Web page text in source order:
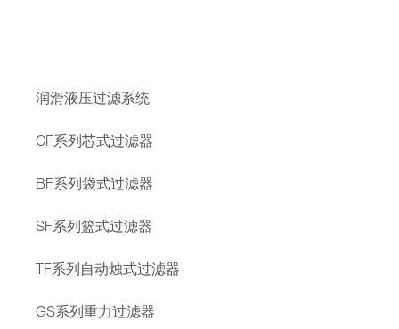
润滑液压过滤系统
CF系列芯式过滤器
BF系列袋式过滤器
SF系列篮式过滤器
TF系列自动烛式过滤器
GS系列重力过滤器